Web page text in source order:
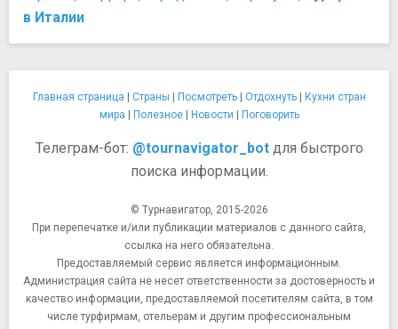
Colosseum Pub Crawl
Goa Club
Памятники, скульптуры, статуи
Колонна Траяна
Памятник Джордано Бруно
Парки и природные достопримечательности
Вилла Ада
Вилла Боргезе
Зоопарк Рима
Остров Тиберина
в Италии
Главная страница | Страны | Посмотреть| Отдохнуть| Кухни стран
мира | Полезное| Новости | Поговорить
Телеграм-бот: @tournavigator_botдля быстрого
поиска информации.
© Турнавигатор, 2015-2026
При перепечатке и/или публикации материалов с данного сайта,
ссылка на него обязательна.
Предоставляемый сервис является информационным.
Администрация сайта не несет ответственности за достоверность и
качество информации, предоставляемой посетителям сайта, в том
числе турфирмам, отельерам и другим профессиональным